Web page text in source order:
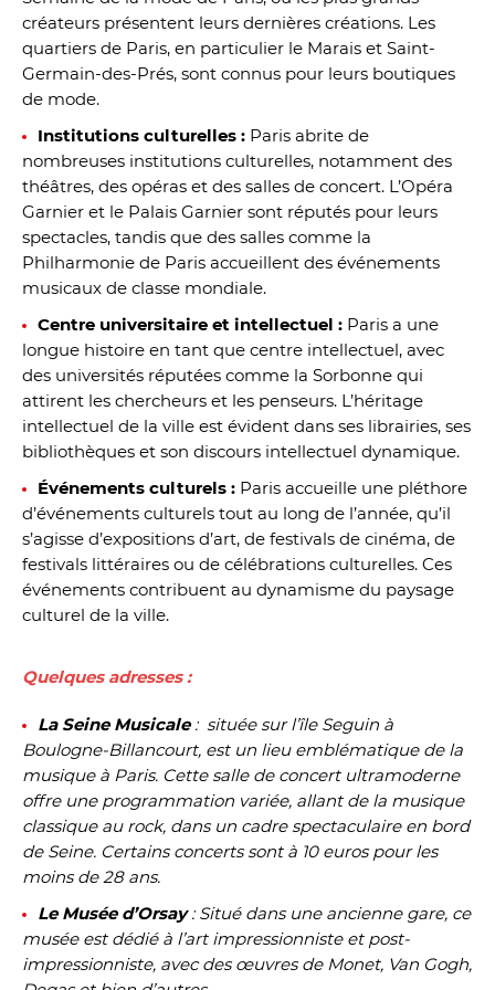
créateurs présentent leurs dernières créations. Les
quartiers de Paris, en particulier le Marais et Saint-
Germain-des-Prés, sont connus pour leurs boutiques
de mode.
Institutions culturelles : Paris abrite de
nombreuses institutions culturelles, notamment des
théâtres, des opéras et des salles de concert. L’Opéra
Garnier et le Palais Garnier sont réputés pour leurs
spectacles, tandis que des salles comme la
Philharmonie de Paris accueillent des événements
musicaux de classe mondiale.
Centre universitaire et intellectuel : Paris a une
longue histoire en tant que centre intellectuel, avec
des universités réputées comme la Sorbonne qui
attirent les chercheurs et les penseurs. L’héritage
intellectuel de la ville est évident dans ses librairies, ses
bibliothèques et son discours intellectuel dynamique.
Événements culturels : Paris accueille une pléthore
d’événements culturels tout au long de l’année, qu’il
s’agisse d’expositions d’art, de festivals de cinéma, de
festivals littéraires ou de célébrations culturelles. Ces
événements contribuent au dynamisme du paysage
culturel de la ville.
Quelques adresses :
La Seine Musicale : située sur l’île Seguin à
Boulogne-Billancourt, est un lieu emblématique de la
musique à Paris. Cette salle de concert ultramoderne
offre une programmation variée, allant de la musique
classique au rock, dans un cadre spectaculaire en bord
de Seine. Certains concerts sont à 10 euros pour les
moins de 28 ans.
Le Musée d’Orsay: Situé dans une ancienne gare, ce
musée est dédié à l’art impressionniste et post-
impressionniste, avec des œuvres de Monet, Van Gogh,